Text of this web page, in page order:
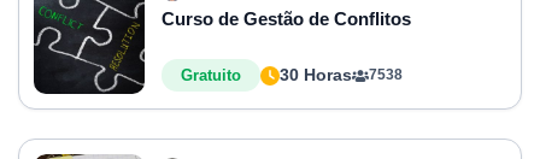
Curso de Gestão de Conflitos
30 Horas
Gratuito 7538